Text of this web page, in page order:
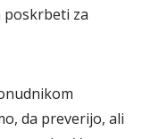
za
da preverijo, ali